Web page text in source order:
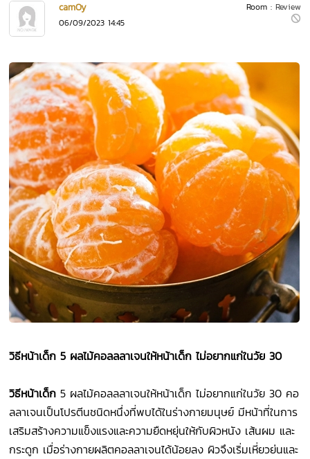
Room : Review
camOy
06/09/2023 14:45
วิธีหน้าเด็ก 5 ผลไม้คอลลลาเจนให้หน้าเด็ก ไม่อยากแก่ในวัย 30
วิธีหน้าเด็ก 5 ผลไม้คอลลลาเจนให้หน้าเด็ก ไม่อยากแก่ในวัย 30 คอ
ลลาเจนเป็นโปรตีนชนิดหนึ่งที่พบได้ในร่างกายมนุษย์ มีหน้าที่ในการ
เสริมสร้างความแข็งแรงและความยืดหยุ่นให้กับผิวหนัง เส้นผม และ
กระดูก เมื่อร่างกายผลิตคอลลาเจนได้น้อยลง ผิวจึงเริ่มเหี่ยวย่นและ